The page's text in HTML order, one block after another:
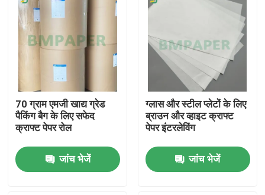
होम
उत्पाद
हमारे बारे में
फैक्टरी यात्रा
गुणवत्ता नियंत्रण
70 ग्राम एमजी खाद्य ग्रेड
पैकिंग बैग के लिए सफेद
क्राफ्ट पेपर रोल
जांच भेजें
ग्लास और स्टील प्लेटों के लिए
ब्राउन और व्हाइट क्राफ्ट
पेपर इंटरलेविंग
जांच भेजें